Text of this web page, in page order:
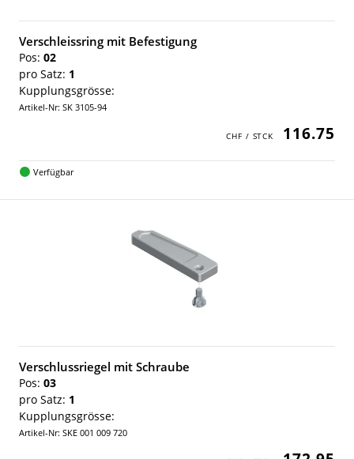
Verschleissring mit Befestigung
Pos: 02
pro Satz: 1
Kupplungsgrösse:
Artikel-Nr: SK 3105-94
116.75
Verfügbar
Verschlussriegel mit Schraube
Pos: 03
pro Satz: 1
Kupplungsgrösse:
Artikel-Nr: SKE 001 009 720